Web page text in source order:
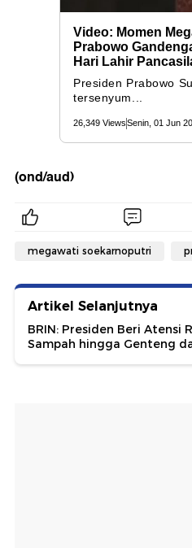
(ond/aud)
megawati soekarnoputri
Artikel Selanjutnya
BRIN: Presiden Beri Atensi
Sampah hingga Genteng